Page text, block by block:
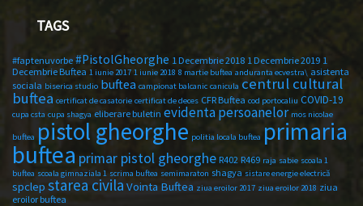
TAGS
#faptenuvorbe #PistolGheorghe 1 Decembrie 2018 1 Decembrie 2019 1
Decembrie Buftea 1 iunie 2017 1 iunie 2018 8 martie buftea anduranta ecvestra\ asistenta
sociala biserica studio buftea campionat balcanic canicula centrul cultural
buftea certificat de casatorie certificat de deces CFR Buftea cod portocaliu COVID-19
cupa csta cupa shagya eliberare buletin evidenta persoanelor mos nicolae
buftea pistol gheorghe politia locala buftea primaria
buftea primar pistol gheorghe R402 R469 raja sabie scoala 1
buftea scoala gimnaziala 1 scrima buftea semimaraton shagya sistare energie electrică
spclep starea civila Vointa Buftea ziua eroilor 2017 ziua eroilor 2018 ziua
eroilor buftea